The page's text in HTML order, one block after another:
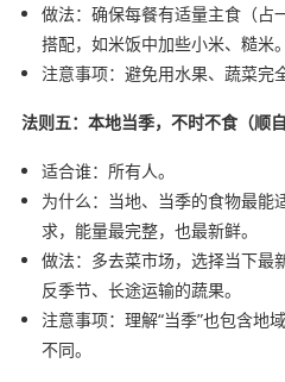
做法：确保每餐有适量主食（占
搭配，如米饭中加些小米、糙米。
注意事项：避免用水果、蔬菜完
法则五：本地当季，不时不食（顺
适合谁：所有人。
为什么：当地、当季的食物最能
求，能量最完整，也最新鲜。
做法：多去菜市场，选择当下最
反季节、长途运输的蔬果。
注意事项：理解“当季”也包含地
不同。